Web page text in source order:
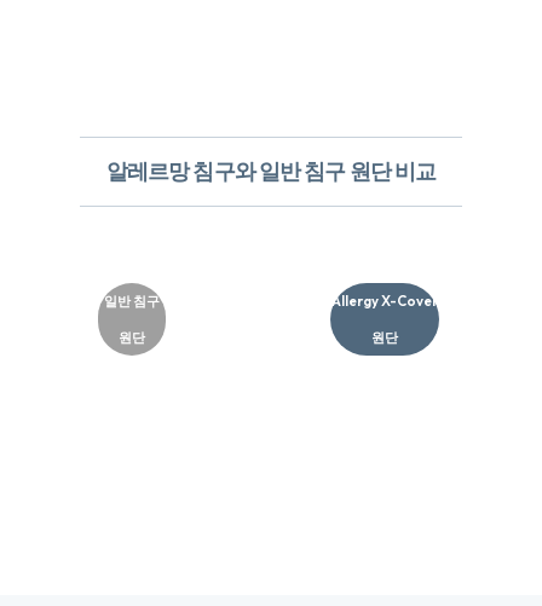
알레르망 침구와 일반 침구 원단 비교
일반 침구
원단
Allergy X-Cover
원단​